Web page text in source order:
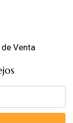
Venta